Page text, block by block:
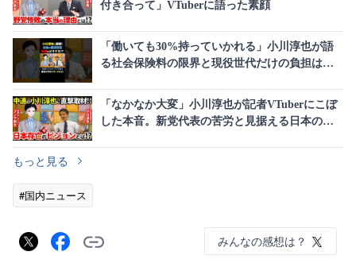
付き合って」VTuberに語った素顔
「働いても30%持っていかれる」小川淳也が語
る社会保険料の限界と現役世代だけの負担はお
「なかなか大変」小川淳也が記者VTuberにこぼ
した本音。新党代表の苦労と見据える日本の再
もっと見る
#国内ニュース
みんなの感想は？